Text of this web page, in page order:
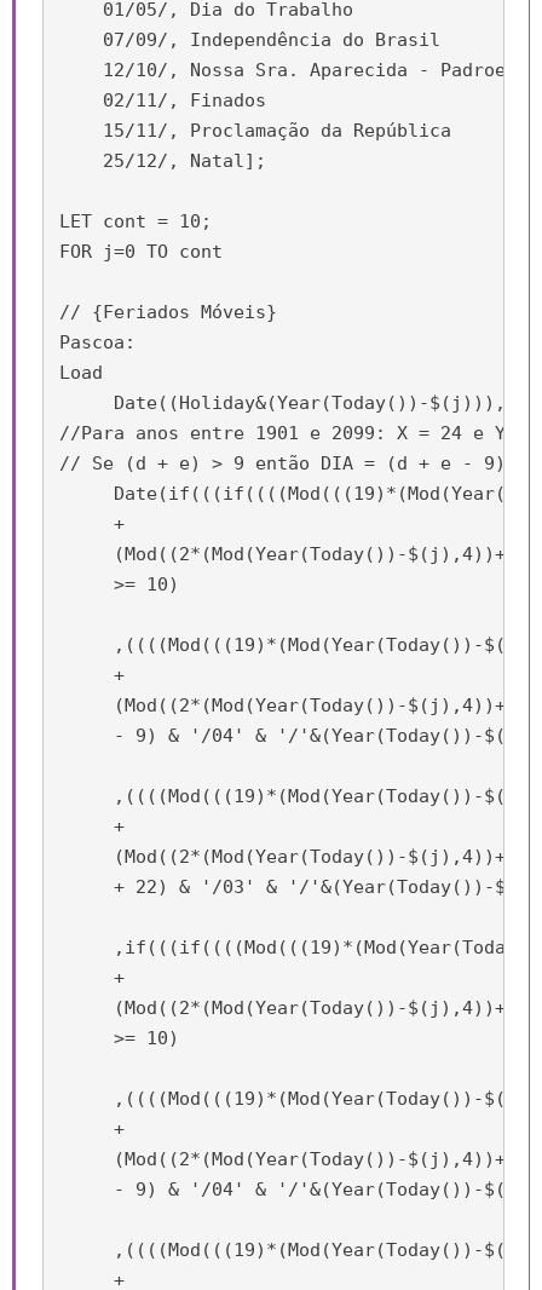
01/05/, Dia do Trabalho
07/09/, Independência do Brasil
12/10/, Nossa Sra. Aparecida -
02/11/, Finados
15/11/, Proclamação da República
25/12/, Natal];
LET cont = 10;
FOR j=0 TO cont
// {Feriados Móveis}
Pascoa:
Load
Date((Holiday&(Year(Today())-$(j))),'DD/
//Para anos entre 1901 e 2099: X = 24 e Y =
// Se (d + e) > 9 então DIA = (d + e - 9) e
+
(Mod((2*(Mod(Year(Today())-
>= 10)
,((((Mod(((19)*(Mod(Year(Today())-
+
(Mod((2*(Mod(Year(Today())-
- 9) & '/04' & '/'&(Year(Today())-
,((((Mod(((19)*(Mod(Year(Today())-
+
(Mod((2*(Mod(Year(Today())-
+ 22) & '/03' & '/'&(Year(Today())-
+
(Mod((2*(Mod(Year(Today())-
>= 10)
,((((Mod(((19)*(Mod(Year(Today())-
+
(Mod((2*(Mod(Year(Today())-
- 9) & '/04' & '/'&(Year(Today())-
,((((Mod(((19)*(Mod(Year(Today())-
+